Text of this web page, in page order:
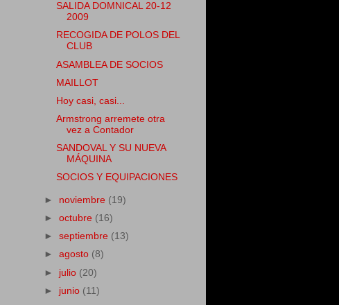
SALIDA DOMNICAL 20-12
2009
RECOGIDA DE POLOS DEL
CLUB
ASAMBLEA DE SOCIOS
MAILLOT
Hoy casi, casi...
Armstrong arremete otra
vez a Contador
SANDOVAL Y SU NUEVA
MÁQUINA
SOCIOS Y EQUIPACIONES
► noviembre (19)
►octubre (16)
►septiembre (13)
►agosto (8)
► julio (20)
► junio (11)